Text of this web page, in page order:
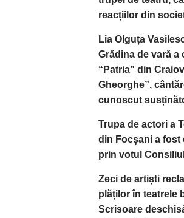
reacțiilor din
Lia Olguța
Grădina de vară
“Patria” din
Gheorghe”,
cunoscut
Trupa de actori a
din Focșani a fost
prin votul
Zeci de artiști
plăților în teatrele
Scrisoare